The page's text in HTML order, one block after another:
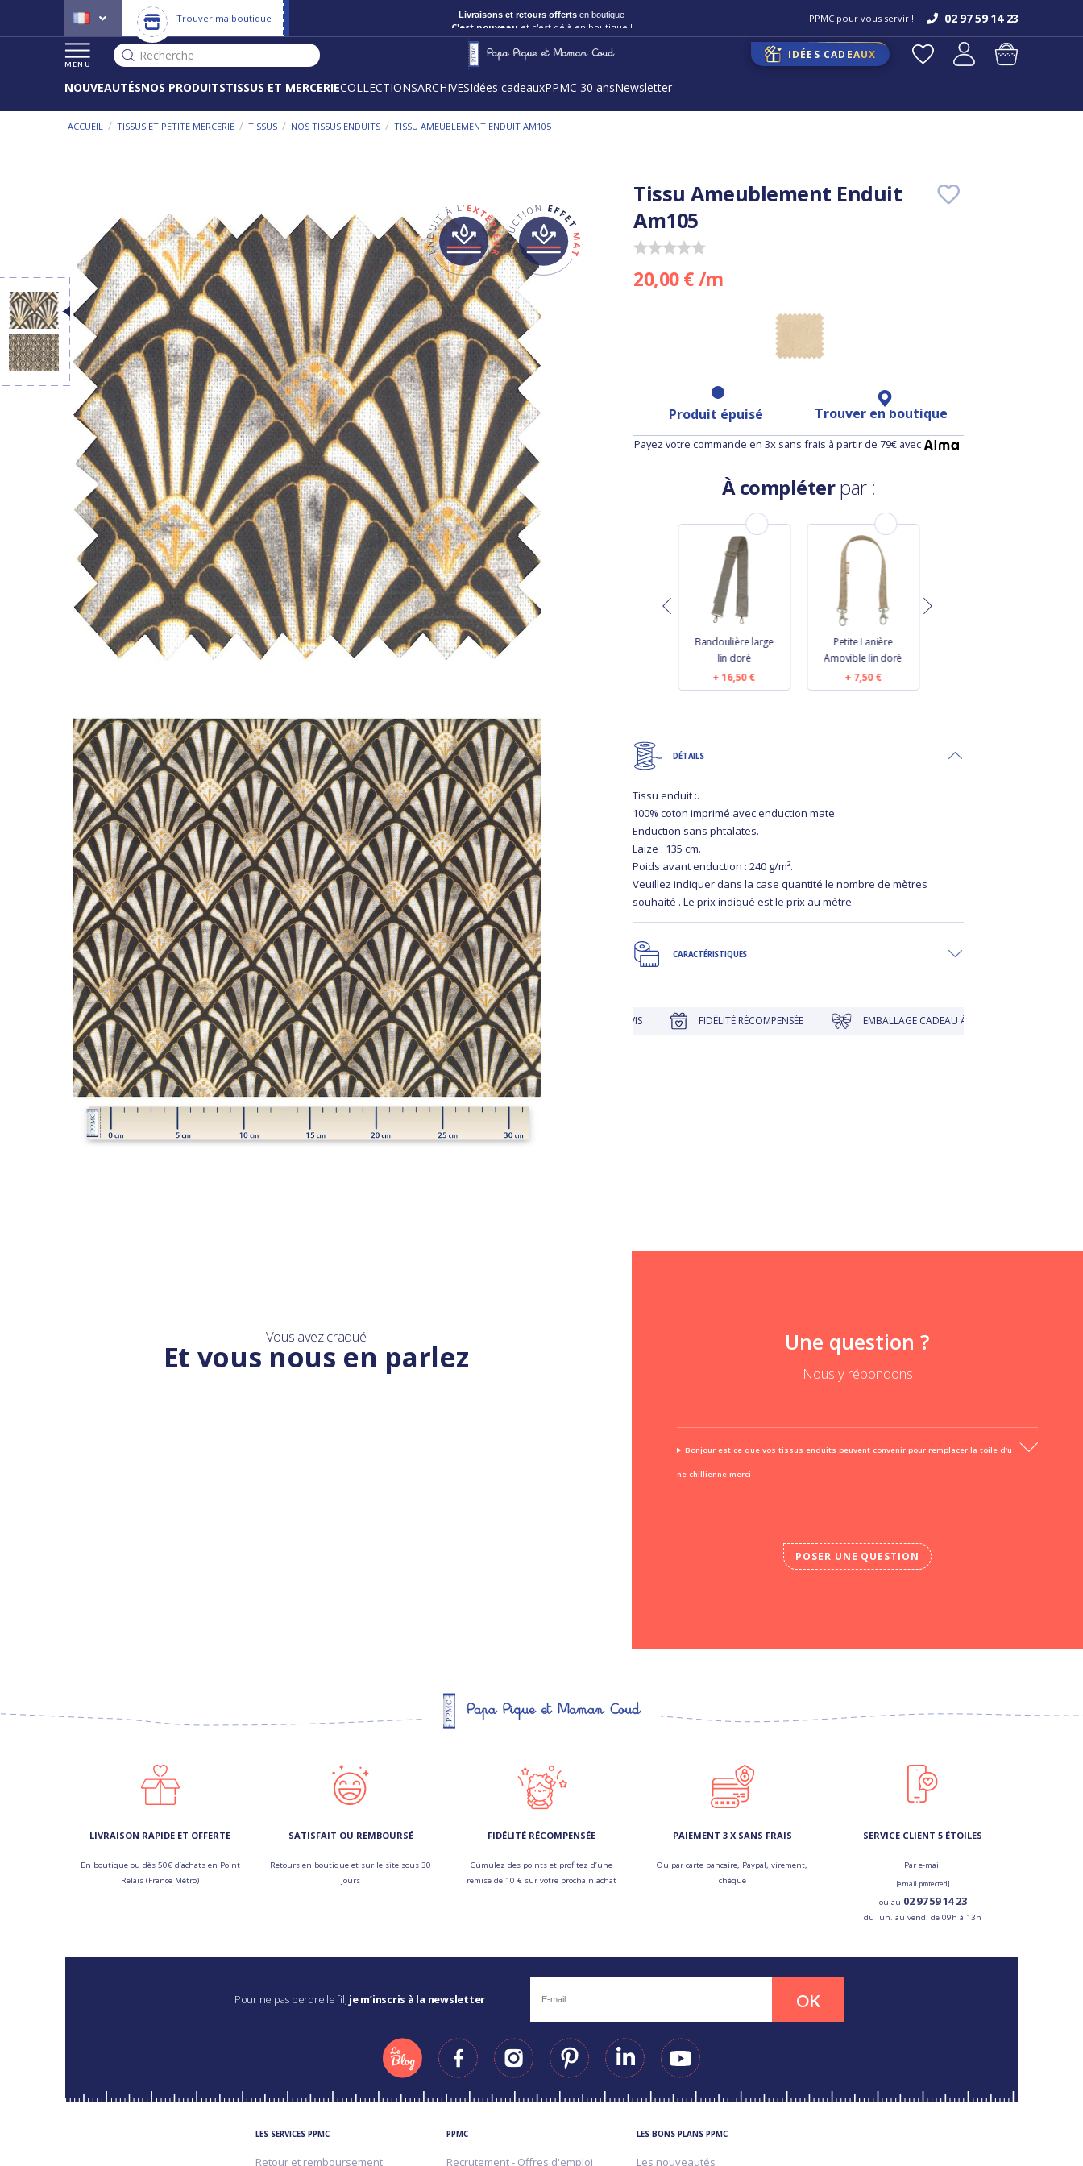
Trouver ma boutique Livraisons et retours offerts en boutique
C'est nouveau et c'est déjà en boutique !
PPMC pour vous servir ! 02 97 59 14 23
MENU
Recherche IDÉES CADEAUX
NOUVEAUTÉSNOS PRODUITSTISSUS ET MERCERIECOLLECTIONSARCHIVESIdées cadeauxPPMC 30 ansNewsletter
ACCUEIL / TISSUS ET PETITE MERCERIE / TISSUS / NOS TISSUS ENDUITS / TISSU AMEUBLEMENT ENDUIT AM105
Tissu Ameublement Enduit
Am105
20,00 € /m
Produit épuisé Trouver en boutique
Payez votre commande en 3x sans frais à partir de 79€ avec
À compléterpar :
Grande Lanière
Amovible lin doré
Tissu voile paille
dorée noir
Bandoulière large
lin doré
16,50 €
Petite Lanière
Amovible lin doré
7,50 €
DÉTAILS
Tissu enduit :.
100% coton imprimé avec enduction mate.
Enduction sans phtalates.
Laize : 135 cm.
Poids avant enduction : 240 g/m².
Veuillez indiquer dans la case quantité le nombre de mètres
souhaité . Le prix indiqué est le prix au mètre
CARACTÉRISTIQUES
LIVRAISON OFFERTE EN BOUTIQUE JUSQU'À 30 JOURS POUR CHANGER D'AVIS FIDÉLITÉ RÉCOMPENSÉE EMBALLAGE CADEAU À PRIX DOUX
Vous avez craqué
Et vous nous en parlez Une question ?
Nous y répondons
Bonjour est ce que vos tissus enduits peuvent convenir pour remplacer la toile d'u
ne chillienne merci
POSER UNE QUESTION
LIVRAISON RAPIDE ET OFFERTE
En boutique ou dès 50€ d’achats en Point
Relais (France Métro)
SATISFAIT OU REMBOURSÉ
Retours en boutique et sur le site sous 30
jours
FIDÉLITÉ RÉCOMPENSÉE
Cumulez des points et profitez d’une
remise de 10 € sur votre prochain achat
PAIEMENT 3 X SANS FRAIS
Ou par carte bancaire, Paypal, virement,
chèque
SERVICE CLIENT 5 ÉTOILES
Par e-mail
[email protected]
ou au 02 97 59 14 23
du lun. au vend. de 09h à 13h
Pour ne pas perdre le fil, je m’inscris à la newsletter OK
LES SERVICES PPMC
Retour et remboursement
PPMC
Recrutement - Offres d'emploi
LES BONS PLANS PPMC
Les nouveautés